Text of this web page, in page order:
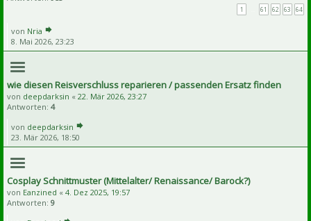
1 61 62 63 64
von Nria
8. Mai 2026, 23:23
wie diesen Reisverschluss reparieren / passenden Ersatz finden
von deepdarksin « 22. Mär 2026, 23:27
Antworten: 4
von deepdarksin
23. Mär 2026, 18:50
Cosplay Schnittmuster (Mittelalter/ Renaissance/ Barock?)
von Eanzined « 4. Dez 2025, 19:57
Antworten: 9